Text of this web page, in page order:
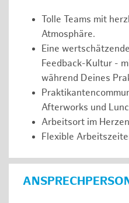
Tolle Teams mit
Atmosphäre.
Eine
Feedback-Kultur -
während Deines
Afterworks und
Arbeitsort im
Flexible